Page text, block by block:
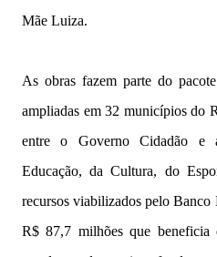
Mãe Luiza.
As obras fazem parte do
ampliadas em 32 municípios do
entre o Governo Cidadão e
Educação, da Cultura, do
recursos viabilizados pelo
R$ 87,7 milhões que beneficia